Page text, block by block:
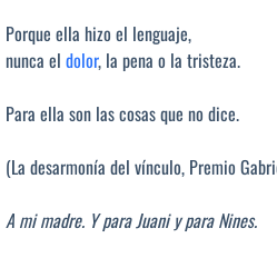
Porque ella hizo el lenguaje,
nunca el dolor, la pena o la tristeza.
Para ella son las cosas que no dice.
(La desarmonía del vínculo, Premio
A mi madre. Y para Juani y para Nines.